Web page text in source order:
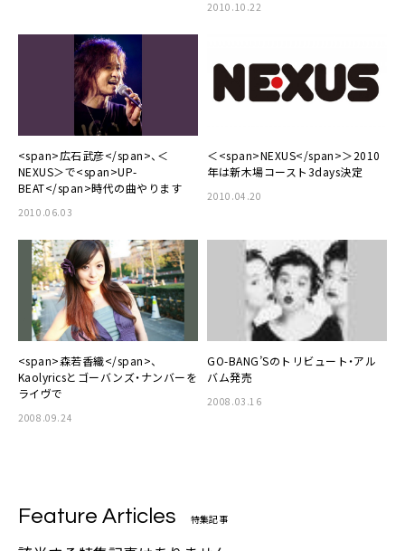
2010.10.22
<span>広石武彦</span>、＜
NEXUS＞で<span>UP-
BEAT</span>時代の曲やります
2010.06.03
＜<span>NEXUS</span>＞2010
年は新木場コースト3days決定
2010.04.20
<span>森若香織</span>、
Kaolyricsとゴーバンズ・ナンバーを
ライヴで
2008.09.24
GO-BANG’Sのトリビュート・アル
バム発売
2008.03.16
Feature Articles 特集記事